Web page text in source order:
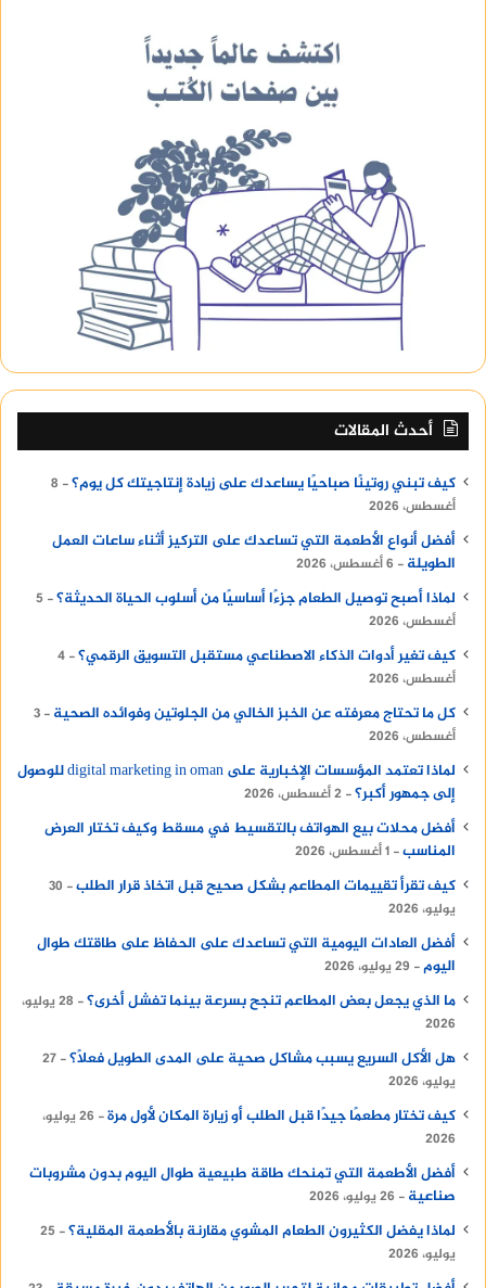
أحدث المقالات
كيف تبني روتينًا صباحيًا يساعدك على زيادة إنتاجيتك كل يوم؟
8
أغسطس، 2026
أفضل أنواع الأطعمة التي تساعدك على التركيز أثناء ساعات العمل
الطويلة
6 أغسطس، 2026
لماذا أصبح توصيل الطعام جزءًا أساسيًا من أسلوب الحياة الحديثة؟
5
أغسطس، 2026
كيف تغير أدوات الذكاء الاصطناعي مستقبل التسويق الرقمي؟ 4
أغسطس، 2026
كل ما تحتاج معرفته عن الخبز الخالي من الجلوتين وفوائده الصحية
3
أغسطس، 2026
لماذا تعتمد المؤسسات الإخبارية على digital marketing in oman للوصول
إلى جمهور أكبر؟ 2 أغسطس، 2026
أفضل محلات بيع الهواتف بالتقسيط في مسقط وكيف تختار العرض
المناسب 1 أغسطس، 2026
كيف تقرأ تقييمات المطاعم بشكل صحيح قبل اتخاذ قرار الطلب
30
يوليو، 2026
أفضل العادات اليومية التي تساعدك على الحفاظ على طاقتك طوال
اليوم
29 يوليو، 2026
ما الذي يجعل بعض المطاعم تنجح بسرعة بينما تفشل أخرى؟
28 يوليو،
2026
هل الأكل السريع يسبب مشاكل صحية على المدى الطويل فعلًا؟ 27
يوليو، 2026
كيف تختار مطعمًا جيدًا قبل الطلب أو زيارة المكان لأول مرة
26 يوليو،
2026
أفضل الأطعمة التي تمنحك طاقة طبيعية طوال اليوم بدون مشروبات
صناعية
26 يوليو، 2026
لماذا يفضل الكثيرون الطعام المشوي مقارنة بالأطعمة المقلية؟
25
يوليو، 2026